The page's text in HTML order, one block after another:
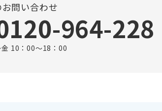
問い合わせ
964-228
10：00～18：00